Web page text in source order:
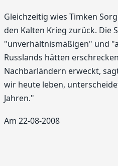
Gleichzeitig wies Timken
den Kalten Krieg zurück. Die
"unverhältnismäßigen" und
Russlands hätten
Nachbarländern erweckt,
wir heute leben,
Jahren."
Am 22-08-2008